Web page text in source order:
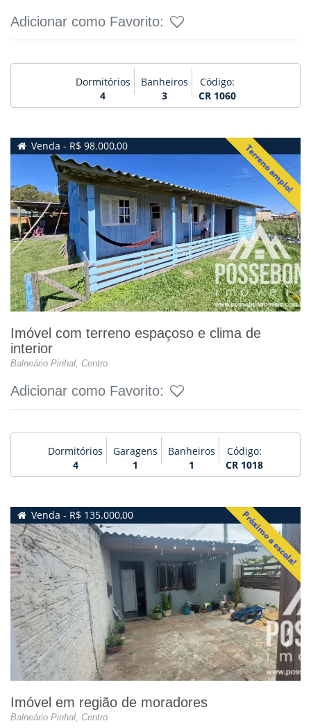
Adicionar como Favorito:
Dormitórios
4
Banheiros
3
Código:
CR 1060
Venda - R$ 98.000,00 Terreno amplo!
Imóvel com terreno espaçoso e clima de
interior
Balneário Pinhal, Centro
Adicionar como Favorito:
Dormitórios
4
Garagens
1
Banheiros
1
Código:
CR 1018
Venda - R$ 135.000,00 Próximo a escola!
Imóvel em região de moradores
Balneário Pinhal, Centro